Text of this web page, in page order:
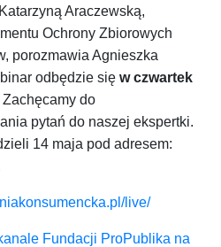
Araczewską,
Ochrony Zbiorowych
porozmawia Agnieszka
odbędzie się w czwartek
Zachęcamy do
pytań do naszej ekspertki.
14 maja pod adresem:
live/
Fundacji ProPublika na